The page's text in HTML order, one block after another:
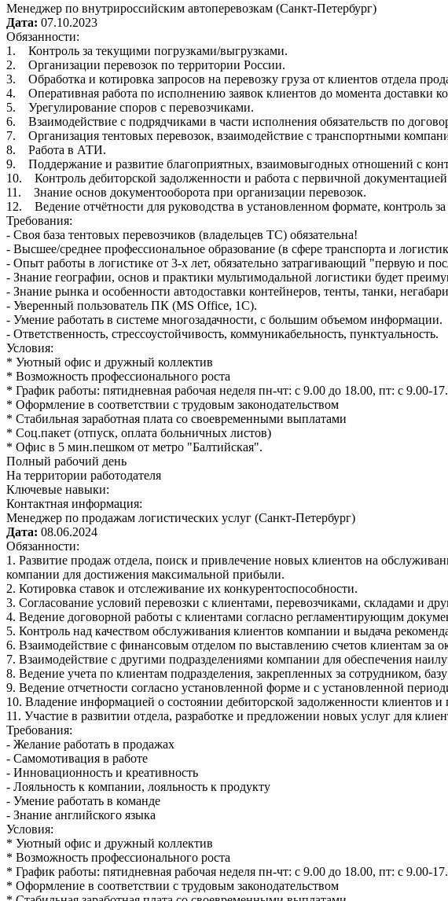
Менеджер по внутрироссийским автоперевозкам (Санкт-Петербург)
Дата: 07.10.2023
Обязанности:
1. Контроль за текущими погрузками/выгрузками.
2. Организации перевозок по территории России.
3. Обработка и котировка запросов на перевозку груза от клиентов отдела
4. Оперативная работа по исполнению заявок клиентов до момента доставки
5. Урегулирование споров с перевозчиками.
6. Взаимодействие с подрядчиками в части исполнения обязательств по
7. Организация тентовых перевозок, взаимодействие с транспортными
8. Работа в АТИ.
9. Поддержание и развитие благоприятных, взаимовыгодных отношений с
10. Контроль дебиторской задолженности и работа с первичной
11. Знание основ документооборота при организации перевозок.
12. Ведение отчётности для руководства в установленном формате, контроль
Требования:
- Своя база тентовых перевозчиков (владельцев ТС) обязательна!
- Высшее/среднее профессиональное образование (в сфере транспорта и
- Опыт работы в логистике от 3-х лет, обязательно затрагивающий "первую и
- Знание географии, основ и практики мультимодальной логистики будет
- Знание рынка и особенности автодоставки контейнеров, тенты, танки,
- Уверенный пользователь ПК (MS Office, 1С).
- Умение работать в системе многозадачности, с большим объемом информации.
- Ответственность, стрессоустойчивость, коммуникабельность, пунктуальность.
Условия:
* Уютный офис и дружный коллектив
* Возможность профессионального роста
* График работы: пятидневная рабочая неделя пн-чт: с 9.00 до 18.00, пт: с 9.00-
* Оформление в соответствии с трудовым законодательством
* Стабильная заработная плата со своевременными выплатами
* Соц.пакет (отпуск, оплата больничных листов)
* Офис в 5 мин.пешком от метро "Балтийская".
Полный рабочий день
На территории работодателя
Ключевые навыки:
Контактная информация:
Менеджер по продажам логистических услуг (Санкт-Петербург)
Дата: 08.06.2024
Обязанности:
1. Развитие продаж отдела, поиск и привлечение новых клиентов на
компании для достижения максимальной прибыли.
2. Котировка ставок и отслеживание их конкурентоспособности.
3. Согласование условий перевозки с клиентами, перевозчиками, складами и
4. Ведение договорной работы с клиентами согласно регламентирующим
5. Контроль над качеством обслуживания клиентов компании и выдача
6. Взаимодействие с финансовым отделом по выставлению счетов клиентам за
7. Взаимодействие с другими подразделениями компании для обеспечения
8. Ведение учета по клиентам подразделения, закрепленных за сотрудником,
9. Ведение отчетности согласно установленной форме и с установленной
10. Владение информацией о состоянии дебиторской задолженности клиентов
11. Участие в развитии отдела, разработке и предложении новых услуг для
Требования:
- Желание работать в продажах
- Самомотивация в работе
- Инновационность и креативность
- Лояльность к компании, лояльность к продукту
- Умение работать в команде
- Знание английского языка
Условия:
* Уютный офис и дружный коллектив
* Возможность профессионального роста
* График работы: пятидневная рабочая неделя пн-чт: с 9.00 до 18.00, пт: с 9.00-
* Оформление в соответствии с трудовым законодательством